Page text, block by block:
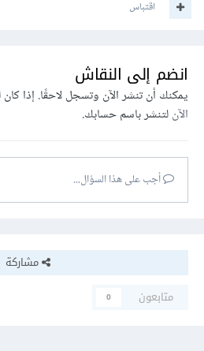
اقتباس
انضم إلى النقاش
يمكنك أن تنشر الآن وتسجل لاحقًا. إذا
الآنلتنشر باسم حسابك.
أجب على هذا السؤال...
مشاركة
متابعون
0